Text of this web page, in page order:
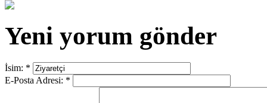
Yeni yorum gönder
İsim: *
E-Posta Adresi: *